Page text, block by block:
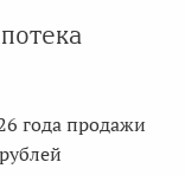
года продажи